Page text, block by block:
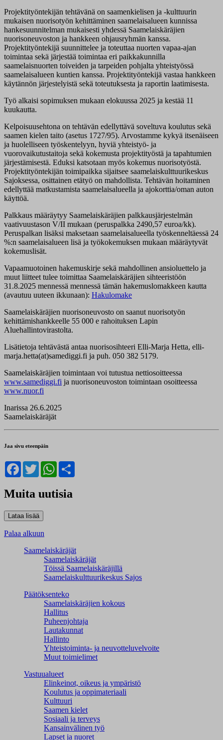
Projektityöntekijän tehtävänä on saamenkielisen ja -kulttuurin
mukaisen nuorisotyön kehittäminen saamelaisalueen kunnissa
hankesuunnitelman mukaisesti yhdessä Saamelaiskäräjien
nuorisoneuvoston ja hankkeen ohjausryhmän kanssa.
Projektityöntekijä suunnittelee ja toteuttaa nuorten vapaa-ajan
toimintaa sekä järjestää toimintaa eri paikkakunnilla
saamelaisnuorten toiveiden ja tarpeiden pohjalta yhteistyössä
saamelaisalueen kuntien kanssa. Projektityöntekijä vastaa hankkeen
käytännön järjestelyistä sekä toteutuksesta ja raportin laatimisesta.
Työ alkaisi sopimuksen mukaan elokuussa 2025 ja kestää 11
kuukautta.
Kelpoisuusehtona on tehtävän edellyttävä soveltuva koulutus sekä
saamen kielen taito (asetus 1727/95). Arvostamme kykyä itsenäiseen
ja huolelliseen työskentelyyn, hyviä yhteistyö- ja
vuorovaikutustaitoja sekä kokemusta projektityöstä ja tapahtumien
järjestämisestä. Eduksi katsotaan myös kokemus nuorisotyöstä.
Projektityöntekijän toimipaikka sijaitsee saamelaiskulttuurikeskus
Sajoksessa, osittainen etätyö on mahdollista. Tehtävän hoitaminen
edellyttää matkustamista saamelaisalueella ja ajokorttia/oman auton
käyttöä.
Palkkaus määräytyy Saamelaiskäräjien palkkausjärjestelmän
vaativuustason V/II mukaan (peruspalkka 2490,57 euroa/kk).
Peruspalkan lisäksi maksetaan saamelaisalueella työskenneltäessä 24
%:n saamelaisalueen lisä ja työkokemuksen mukaan määräytyvät
kokemuslisät.
Vapaamuotoinen hakemuskirje sekä mahdollinen ansioluettelo ja
muut liitteet tulee toimittaa Saamelaiskäräjien sihteeristöön
31.8.2025 mennessä mennessä tämän hakemuslomakkeen kautta
(avautuu uuteen ikkunaan): Hakulomake
Saamelaiskäräjien nuorisoneuvosto on saanut nuorisotyön
kehittämishankkeelle 55 000 e rahoituksen Lapin
Aluehallintovirastolta.
Lisätietoja tehtävästä antaa nuorisosihteeri Elli-Marja Hetta, elli-
marja.hetta(at)samediggi.fi ja puh. 050 382 5179.
Saamelaiskäräjien toimintaan voi tutustua nettiosoitteessa
www.samediggi.fi ja nuorisoneuvoston toimintaan osoitteessa
www.nuor.fi
Inarissa 26.6.2025
Saamelaiskäräjät
Jaa sivu eteenpäin
Facebook
TwitterWhatsApp
Muita uutisia
Palaa alkuun
Saamelaiskäräjät
Saamelaiskäräjät
Töissä Saamelaiskäräjillä
Saamelaiskulttuuri­keskus Sajos
Päätöksenteko
Saamelaiskäräjien kokous
Hallitus
Puheenjohtaja
Lautakunnat
Hallinto
Yhteistoiminta- ja neuvotteluvelvoite
Muut toimielimet
Vastuualueet
Elinkeinot, oikeus ja ympäristö
Koulutus ja oppimateriaali
Kulttuuri
Saamen kielet
Sosiaali ja terveys
Kansainvälinen työ
Lapset ja nuoret